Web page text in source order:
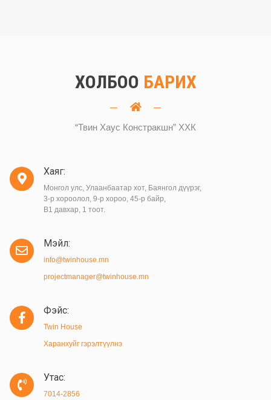
ХОЛБОО БАРИХ
“Твин Хаус Констракшн” ХХК
Хаяг:
Монгол улс, Улаанбаатар хот, Баянгол дүүрэг,
3-р хороолол, 9-р хороо, 45-р байр,
B1 давхар, 1 тоот.
Мэйл:
info@twinhouse.mn
projectmanager@twinhouse.mn
Фэйс:
Twin House
Харанхуйг гэрэлтүүлнэ
Утас:
7014-2856